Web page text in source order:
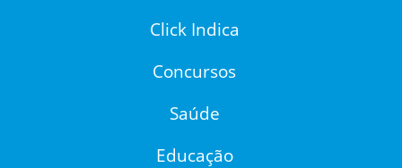
Click Indica
Concursos
Saúde
Educação